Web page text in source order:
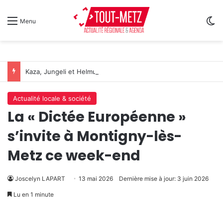
Menu
Actualité locale & société
La « Dictée Européenne »
s’invite à Montigny-lès-
Metz ce week-end
Joscelyn LAPART 13 mai 2026 Dernière mise à jour: 3 juin 2026
Lu en 1 minute